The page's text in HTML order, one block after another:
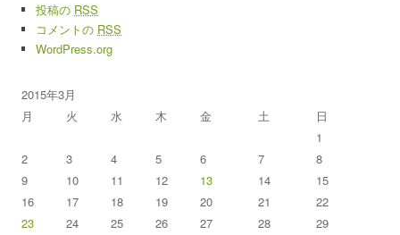
投稿の RSS
コメントの RSS
WordPress.org
2015年3月
月
火 水 木 金 土 日
1
2
3 4 5 6 7
8
9
10 11 12 13 14
15
16
17 18 19 20 21
22
23
24 25 26 27 28
29